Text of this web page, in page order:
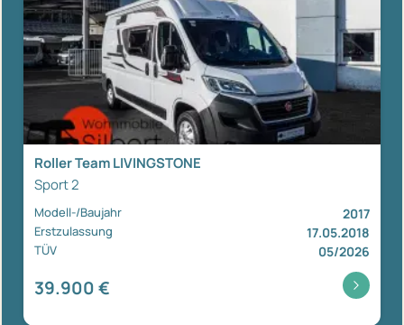
Roller Team LIVINGSTONE
Sport 2
Modell-/Baujahr 2017
Erstzulassung 17.05.2018
TÜV 05/2026
39.900 €